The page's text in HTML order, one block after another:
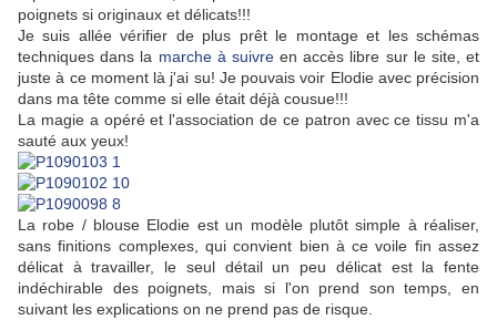
poignets si originaux et délicats!!!
Je suis allée vérifier de plus prêt le montage et les schémas
techniques dans la marche à suivreen accès libre sur le site, et
juste à ce moment là j'ai su! Je pouvais voir Elodie avec précision
dans ma tête comme si elle était déjà cousue!!!
La magie a opéré et l'association de ce patron avec ce tissu m'a
sauté aux yeux!
La robe / blouse Elodie est un modèle plutôt simple à réaliser,
sans finitions complexes, qui convient bien à ce voile fin assez
délicat à travailler, le seul détail un peu délicat est la fente
indéchirable des poignets, mais si l'on prend son temps, en
suivant les explications on ne prend pas de risque.